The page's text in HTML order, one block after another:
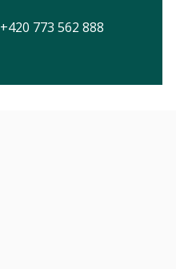
+420 773 562 888